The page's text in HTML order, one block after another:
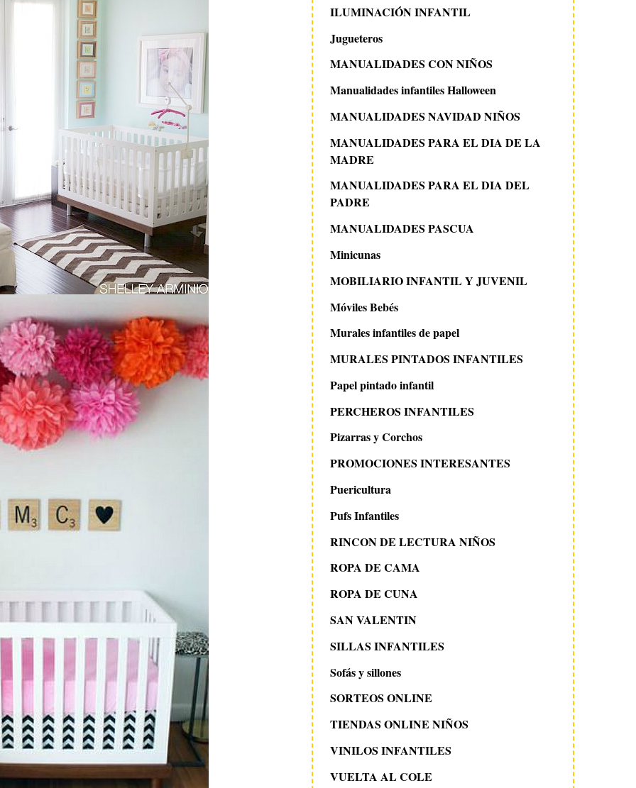
ILUMINACIÓN INFANTIL
Jugueteros
MANUALIDADES CON NIÑOS
Manualidades infantiles Halloween
MANUALIDADES NAVIDAD NIÑOS
MANUALIDADES PARA EL DIA DE LA
MADRE
MANUALIDADES PARA EL DIA DEL
PADRE
MANUALIDADES PASCUA
Minicunas
MOBILIARIO INFANTIL Y JUVENIL
Móviles Bebés
Murales infantiles de papel
MURALES PINTADOS INFANTILES
Papel pintado infantil
PERCHEROS INFANTILES
Pizarras y Corchos
PROMOCIONES INTERESANTES
Puericultura
Pufs Infantiles
RINCON DE LECTURA NIÑOS
ROPA DE CAMA
ROPA DE CUNA
SAN VALENTIN
SILLAS INFANTILES
Sofás y sillones
SORTEOS ONLINE
TIENDAS ONLINE NIÑOS
VINILOS INFANTILES
VUELTA AL COLE